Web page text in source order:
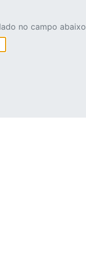
no campo abaixo